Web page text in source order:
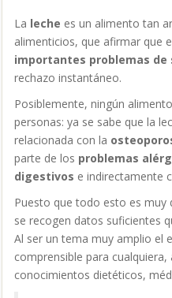
La leche es un alimento tan
alimenticios, que afirmar que
importantes problemas de
rechazo instantáneo.
Posiblemente, ningún
personas: ya se sabe que la
relacionada con la
parte de los problemas
digestivos e indirectamente
Puesto que todo esto es muy
se recogen datos suficientes
Al ser un tema muy amplio el
comprensible para
conocimientos dietéticos,